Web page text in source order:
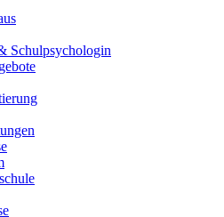
Schulpsychologin